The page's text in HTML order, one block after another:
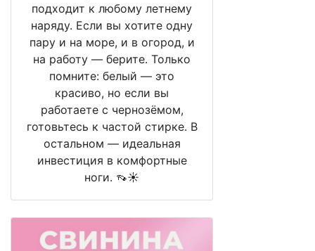
подходит к любому летнему
наряду. Если вы хотите одну
пару и на море, и в огород, и
на работу — берите. Только
помните: белый — это
красиво, но если вы
работаете с чернозёмом,
готовьтесь к частой стирке. В
остальном — идеальная
инвестиция в комфортные
ноги. 👡☀️